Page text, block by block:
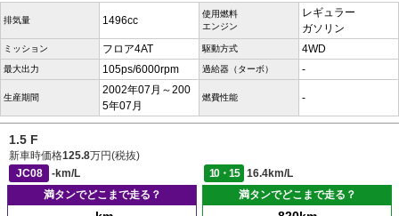
排気量 1496cc
使用燃料
エンジン
レギュラー
ガソリン
ミッション フロア4AT 駆動方式 4WD
最大出力 105ps/6000rpm 過給器（ターボ） -
生産期間
2002年07月～200
5年07月
燃費性能 -
1.5 F
新車時価格125.8万円(税抜)
JC08
-km/L 10・15
16.4km/L
満タンでどこまで走る？
満タンでどこまで走る？